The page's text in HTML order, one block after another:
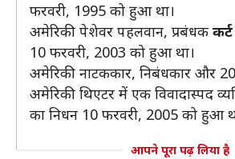
फरवरी, 1995 को हुआ था।
अमेरिकी पेशेवर पहलवान, प्रबंधक
10 फरवरी, 2003 को हुआ था।
अमेरिकी नाटककार, निबंधकार और
अमेरिकी थिएटर में एक विवादास्पद
का निधन 10 फरवरी, 2005 को हुआ
आपने पूरा पढ़ लिया है